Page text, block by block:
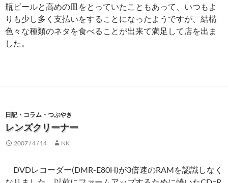
瓶ビールと高めの皿をとっていたこともあって、いつもよ
りも少し多く支払いをすることになったようですが、結構
色々な種類のネタを食べることが出来て満足して店を出ま
した。
日記・コラム・つぶやき
レンズクリーナー
2007 / 4 / 14 NK
DVDレコーダー(DMR-E80H)が3倍速のRAMを認識しなく